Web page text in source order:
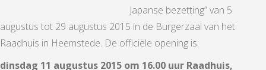
Japanse bezetting” van 5
augustus tot 29 augustus 2015 in de Burgerzaal van het
Raadhuis in Heemstede. De officiële opening is:
dinsdag 11 augustus 2015 om 16.00 uur Raadhuis,